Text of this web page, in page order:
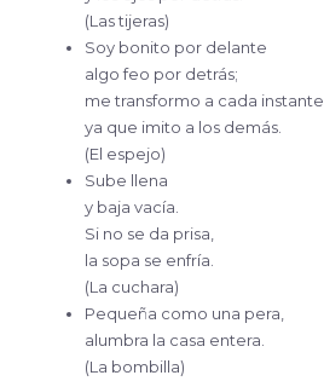
(Las tijeras)
Soy bonito por delante
algo feo por detrás;
me transformo a cada instante,
ya que imito a los demás.
(El espejo)
Sube llena
y baja vacía.
Si no se da prisa,
la sopa se enfría.
(La cuchara)
Pequeña como una pera,
alumbra la casa entera.
(La bombilla)